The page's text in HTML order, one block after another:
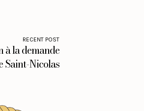
RECENT POST
à la demande
Saint-Nicolas